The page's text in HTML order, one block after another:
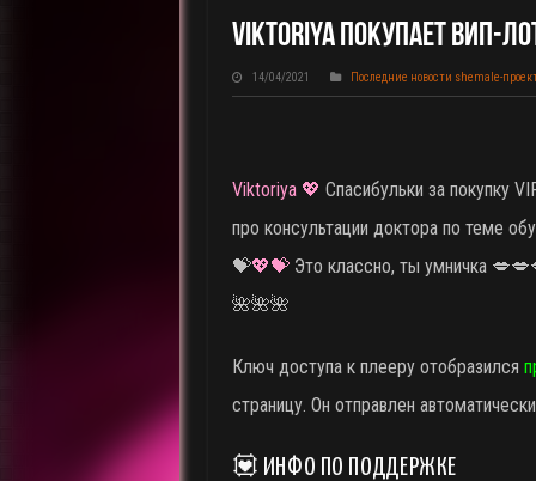
Viktoriya Покупает ВИП-
14/04/2021 Последние новости shemale-
Viktoriya 💖 Спасибульки за покупку
про консультации доктора по теме
💝💖💝Это классно, ты умничка
🌺🌺🌺
Ключ доступа к плееру отобразился
страницу. Он отправлен автоматически
💟 ИНФО ПО ПОДДЕРЖКЕ